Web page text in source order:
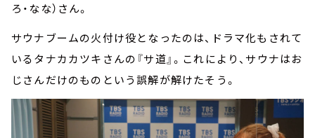
ろ・なな）さん。
サウナブームの火付け役となったのは、ドラマ化もされて
いるタナカカツキさんの『サ道』。これにより、サウナはお
じさんだけのものという誤解が解けたそう。